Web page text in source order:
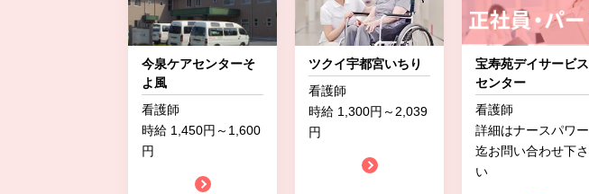
今泉ケアセンターそ
よ風
看護師
時給 1,450円～1,600
円
ツクイ宇都宮いちり
看護師
時給 1,300円～2,039
円
宝寿苑デイサービス
センター
看護師
詳細はナースパワー
迄お問い合わせ下さ
い